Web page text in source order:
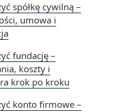
spółkę cywilną –
umowa i
fundację –
koszty i
krok po kroku
konto firmowe –